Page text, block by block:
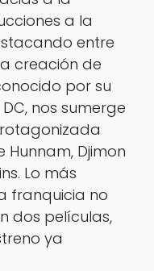
a la
entre
creación de
por su
nos sumerge
Hunnam, Djimon
Lo más
franquicia no
dos películas,
ya